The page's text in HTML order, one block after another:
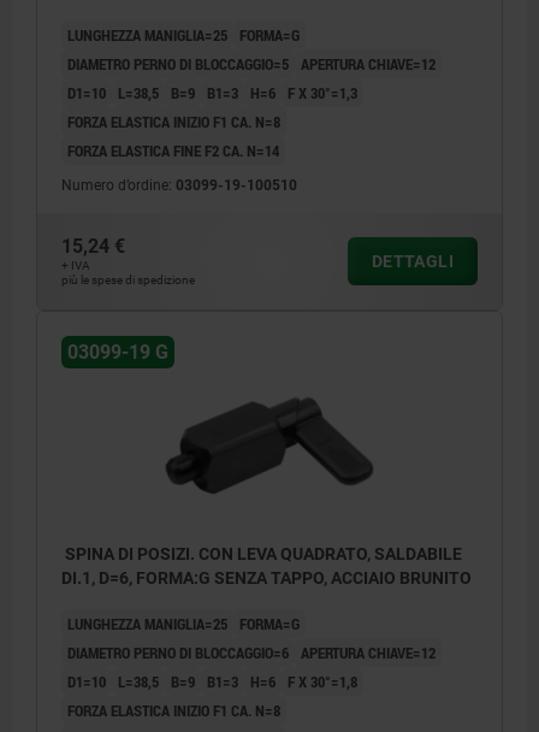
LUNGHEZZA MANIGLIA=25
FORMA=G
DIAMETRO PERNO DI BLOCCAGGIO=5 APERTURA CHIAVE=12
D1=10
L=38,5 B=9 B1=3 H=6
F X 30°=1,3
FORZA ELASTICA INIZIO F1 CA. N=8
FORZA ELASTICA FINE F2 CA. N=14
Numero d’ordine: 03099-19-100510
15,24 €
+ IVA
più le spese di spedizione
DETTAGLI
03099-19 G
SPINA DI POSIZI. CON LEVA QUADRATO, SALDABILE
DI.1, D=6, FORMA:G SENZA TAPPO, ACCIAIO BRUNITO
LUNGHEZZA MANIGLIA=25
FORMA=G
DIAMETRO PERNO DI BLOCCAGGIO=6 APERTURA CHIAVE=12
D1=10
L=38,5 B=9 B1=3 H=6
F X 30°=1,8
FORZA ELASTICA INIZIO F1 CA. N=8